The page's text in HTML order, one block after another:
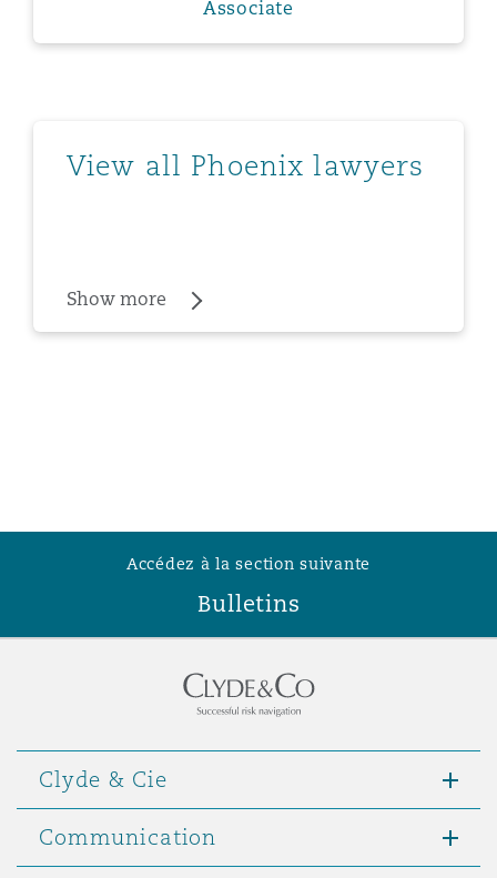
Associate
View all Phoenix lawyers
Show more
Accédez à la section suivante
Bulletins
Clyde & Cie
Communication